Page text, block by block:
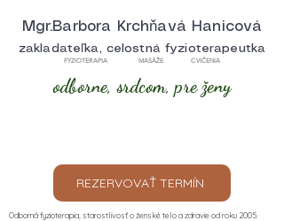
Mgr.Barbora Krchňavá Hanicová
zakladateľka, celostná fyzioterapeutka
FYZIOTERAPIA MASÁŽE CVIČENIA
odborne, srdcom, pre ženy
REZERVOVAŤ TERMÍN
Odborná fyzioterapia, starostlivosť o ženské telo a zdravie od roku 2005.